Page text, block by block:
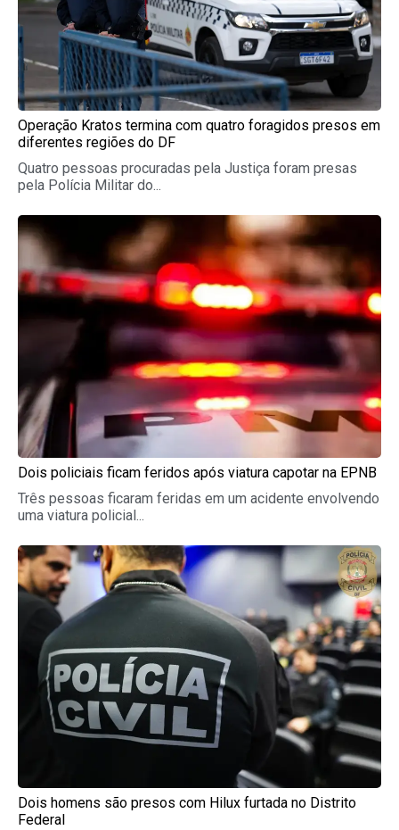
Operação Kratos termina com quatro foragidos presos em
diferentes regiões do DF
Quatro pessoas procuradas pela Justiça foram presas
pela Polícia Militar do...
Dois policiais ficam feridos após viatura capotar na EPNB
Três pessoas ficaram feridas em um acidente envolvendo
uma viatura policial...
Dois homens são presos com Hilux furtada no Distrito
Federal